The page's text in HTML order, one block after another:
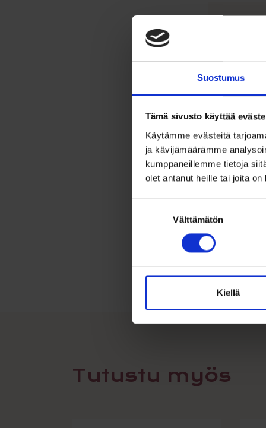
Suostumus
Tämä sivusto käyttää
Käytämme evästeitä
ja kävijämäärämme
kumppaneillemme tietoja
olet antanut heille tai joita
Välttämätön
Kiellä
Tutustu myös